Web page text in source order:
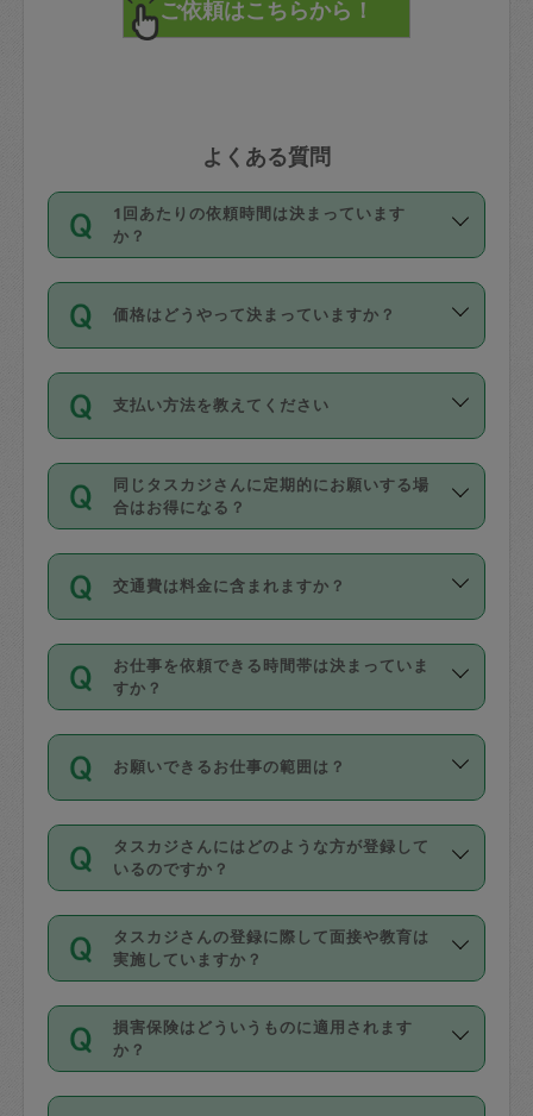
よくある質問
1回あたりの依頼時間は決まっています
か？
依頼1回につき3時間固定です。3時間を
超えて依頼したい場合は、延長機能をご
利用ください。機能をご利用いただくに
の上事前申請することが必要です。な
お、3時間を下回っても、値引き等はござ
いません。
価格はどうやって決まっていますか？
11種類の価格帯の中からタスカジさん自
身が価格を選んで設定しています。
タスカジさんの価格設定には最初は制限
があり、レビュー件数、レビューの平均
値、などで除々に設定可能な最高額が上
がっていく仕組みになっています。
支払い方法を教えてください
お支払方法はクレジットカード（Visa／
Master／JCB／AMERICAN EXPRESS／
Diners Club）のみとなります。
を行う際にご入力ください。プロフィー
ル登録時にはご入力いただかなくても大
丈夫です。
デビットカード・プリペイドカード（Vプ
リカ、au WALLETなど）は支払にはご利
銀行振込や現金払いも対応していませ
なお、タスカジさんの交通費も、依頼料
金のご請求と合わせてお支払いとなりま
動計算で表示されます。
同じタスカジさんに定期的にお願いする場
合はお得になる？
依頼には「スポット」と「定期（毎週｜
隔週）」があり、「定期」の依頼は「ス
ポット」よりお得な料金でご利用できま
す。
定期の最低利用回数は設けていない代わ
りに、一定数を超えたキャンセルは有償
（例：毎週定期の場合は３回以上のキャ
ンセルが有償（1200円、隔週定期の場合
は２回以上のキャンセルが有償（1200
交通費は料金に含まれますか？
交通費は依頼料金とは別途発生し、依頼
料金のご請求と合わせてお支払いとなり
ます。交通費の金額は「依頼の詳細」に
お仕事を依頼できる時間帯は決まっていま
すか？
時間帯は3種類あります。いずれも１回あ
たり３時間です。
・ＡＭ ９時～１２時
・ＰＭ １３時～１６時
・夜 １８時～２１時
開始時間を２時間前後変更することが可
能です。依頼送信後、個別にタスカジさ
んにメッセージを送り調整してくださ
い。ただし、２時間を越えての調整はで
お願いできるお仕事の範囲は？
掃除、整理収納、洗濯、買い物、料理、
作り置きです。タスカジさんによってで
きる仕事の範囲が異なりますので、依頼
する前にタスカジさんのプロフィールで
確認してください。
基本的に、高所での作業や危険作業、屋
外での作業は対象外です。
タスカジさんにはどのような方が登録して
いるのですか？
主婦として長年の家事経験をお持ちの
方、栄養士・調理師といった資格者で保
育園や学校の給食やレストランで料理関
係の専門職に従事されていた方、日本で
すでにハウスキーパーや英語の先生とし
てお仕事をしているフィリピン出身の
タスカジさんの登録に際して面接や教育は
実施していますか？
応募の際に、各自事務局との面接と説明
を行っています。その後、身分証明書の
写真提出をしていただいています。外国
損害保険はどういうものに適用されます
か？
依頼者とタスカジさんとの間でタスカジ